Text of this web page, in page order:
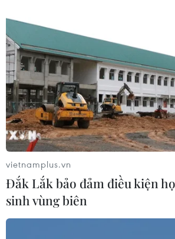
Hai người trọng thương do cây đổ
ngang đường đè trúng
07/08/2026 12:16
Cảnh báo lũ trên lưu vực sông
tại trạm Yên Bái
Gỡ khó khăn triển khai dự án trọng
vietnamplus.vn
Đắk Lắk bảo đảm điều kiện
sinh vùng biên